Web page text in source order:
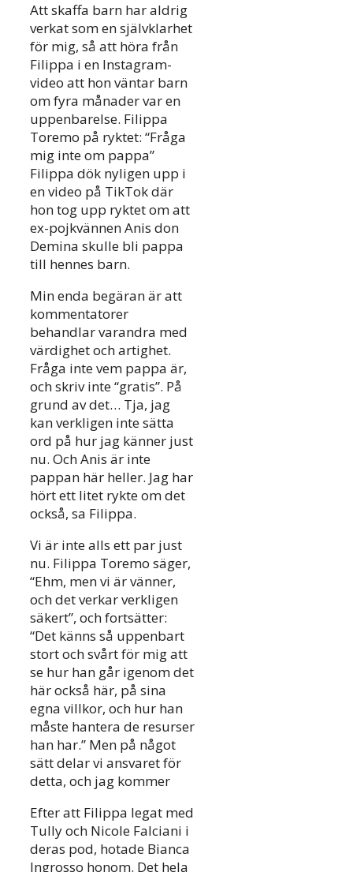
Att skaffa barn har aldrig
verkat som en självklarhet
för mig, så att höra från
Filippa i en Instagram-
video att hon väntar barn
om fyra månader var en
uppenbarelse. Filippa
Toremo på ryktet: “Fråga
mig inte om pappa”
Filippa dök nyligen upp i
en video på TikTok där
hon tog upp ryktet om att
ex-pojkvännen Anis don
Demina skulle bli pappa
till hennes barn.
Min enda begäran är att
kommentatorer
behandlar varandra med
värdighet och artighet.
Fråga inte vem pappa är,
och skriv inte “gratis”. På
grund av det… Tja, jag
kan verkligen inte sätta
ord på hur jag känner just
nu. Och Anis är inte
pappan här heller. Jag har
hört ett litet rykte om det
också, sa Filippa.
Vi är inte alls ett par just
nu. Filippa Toremo säger,
“Ehm, men vi är vänner,
och det verkar verkligen
säkert”, och fortsätter:
“Det känns så uppenbart
stort och svårt för mig att
se hur han går igenom det
här också här, på sina
egna villkor, och hur han
måste hantera de resurser
han har.” Men på något
sätt delar vi ansvaret för
detta, och jag kommer
Efter att Filippa legat med
Tully och Nicole Falciani i
deras pod, hotade Bianca
Ingrosso honom. Det hela